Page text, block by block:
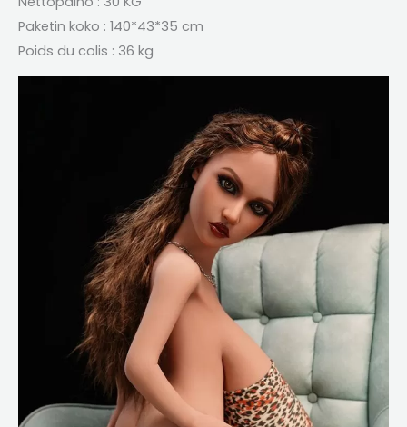
Paketin koko : 140*43*35 cm
Poids du colis : 36 kg